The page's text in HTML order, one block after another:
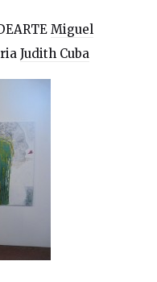
Miguel
Judith Cuba